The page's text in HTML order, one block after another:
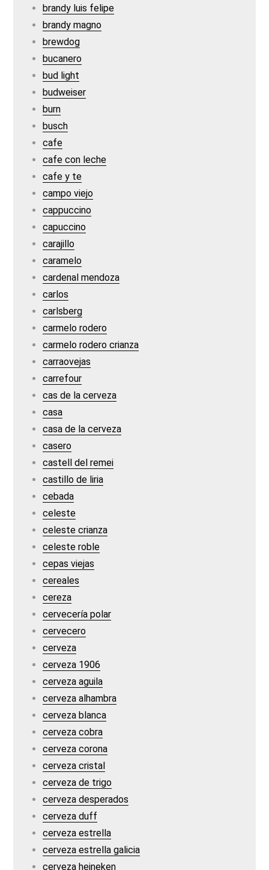
brandy luis felipe
brandy magno
brewdog
bucanero
bud light
budweiser
burn
busch
cafe
cafe con leche
cafe y te
campo viejo
cappuccino
capuccino
carajillo
caramelo
cardenal mendoza
carlos
carlsberg
carmelo rodero
carmelo rodero crianza
carraovejas
carrefour
cas de la cerveza
casa
casa de la cerveza
casero
castell del remei
castillo de liria
cebada
celeste
celeste crianza
celeste roble
cepas viejas
cereales
cereza
cervecería polar
cervecero
cerveza
cerveza 1906
cerveza aguila
cerveza alhambra
cerveza blanca
cerveza cobra
cerveza corona
cerveza cristal
cerveza de trigo
cerveza desperados
cerveza duff
cerveza estrella
cerveza estrella galicia
cerveza heineken